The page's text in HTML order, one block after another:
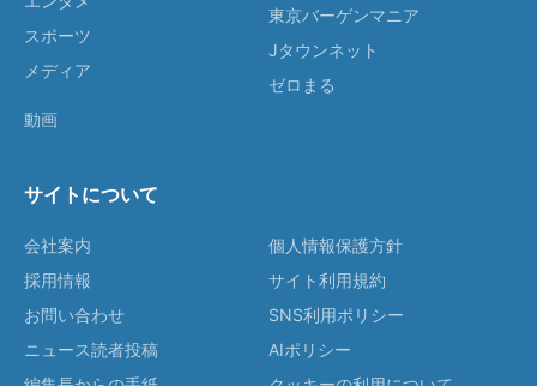
スポーツ
メディア
動画
東京バーゲンマニア
Jタウンネット
ゼロまる
サイトについて
会社案内
採用情報
お問い合わせ
ニュース読者投稿
個人情報保護方針
サイト利用規約
SNS利用ポリシー
AIポリシー